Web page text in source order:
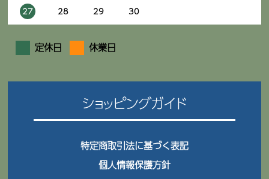
27
28 29 30
定休日 休業日
ショッピングガイド
特定商取引法に基づく表記
個人情報保護方針